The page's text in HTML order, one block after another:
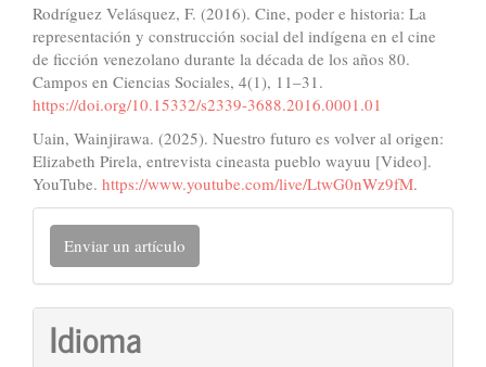
Rodríguez Velásquez, F. (2016). Cine, poder e historia: La
representación y construcción social del indígena en el cine
de ficción venezolano durante la década de los años 80.
Campos en Ciencias Sociales, 4(1), 11–31.
https://doi.org/10.15332/s2339-3688.2016.0001.01
Uain, Wainjirawa. (2025). Nuestro futuro es volver al origen:
Elizabeth Pirela, entrevista cineasta pueblo wayuu [Video].
YouTube. https://www.youtube.com/live/LtwG0nWz9fM.
Enviar
un
artículo
Enviar un artículo
Idioma